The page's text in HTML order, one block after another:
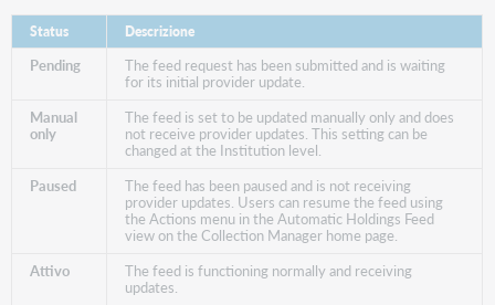
Abbonamento Ebook Central Business -
Internazionale
No
Abbonamento ebook Ebook Central Business
Project Management
pqebk.corppm
Status Descrizione
Pending
The feed request has been submitted and is waiting
for its initial provider update.
Manual
only
The feed is set to be updated manually only and does
not receive provider updates. This setting can be
changed at the Institution level.
Paused
The feed has been paused and is not receiving
provider updates. Users can resume the feed using
the Actions menu in the Automatic Holdings Feed
view on the Collection Manager home page.
Attivo
The feed is functioning normally and receiving
updates.